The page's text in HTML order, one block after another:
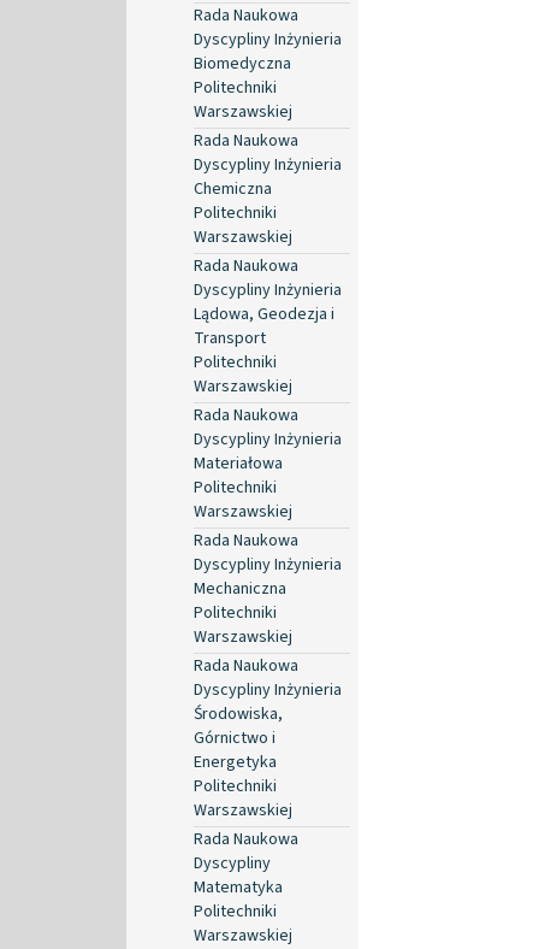
Rada Naukowa
Dyscypliny Inżynieria
Biomedyczna
Politechniki
Warszawskiej
Rada Naukowa
Dyscypliny Inżynieria
Chemiczna
Politechniki
Warszawskiej
Rada Naukowa
Dyscypliny Inżynieria
Lądowa, Geodezja i
Transport
Politechniki
Warszawskiej
Rada Naukowa
Dyscypliny Inżynieria
Materiałowa
Politechniki
Warszawskiej
Rada Naukowa
Dyscypliny Inżynieria
Mechaniczna
Politechniki
Warszawskiej
Rada Naukowa
Dyscypliny Inżynieria
Środowiska,
Górnictwo i
Energetyka
Politechniki
Warszawskiej
Rada Naukowa
Dyscypliny
Matematyka
Politechniki
Warszawskiej